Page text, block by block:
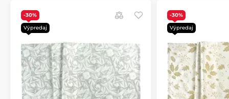
-30%
Výpredaj
-30%
Výpredaj